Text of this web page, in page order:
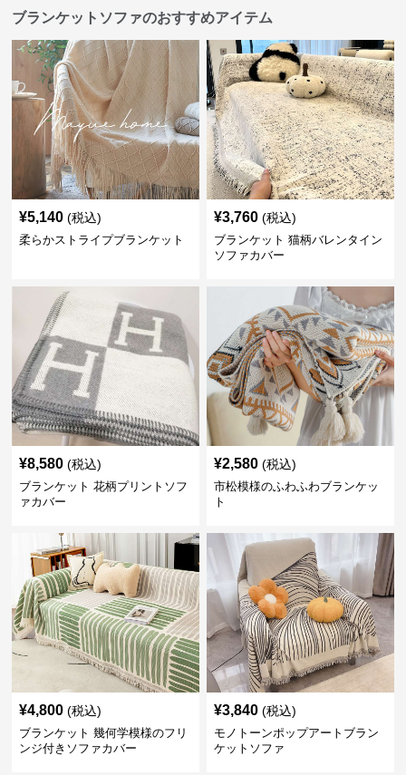
ブランケットソファのおすすめアイテム
¥5,140 (税込)
柔らかストライプブランケット
¥3,760 (税込)
ブランケット 猫柄バレンタイン
ソファカバー
¥8,580 (税込)
ブランケット 花柄プリントソフ
ァカバー
¥2,580 (税込)
市松模様のふわふわブランケッ
ト
¥4,800 (税込)
ブランケット 幾何学模様のフリ
ンジ付きソファカバー
¥3,840 (税込)
モノトーンポップアートブラン
ケットソファ